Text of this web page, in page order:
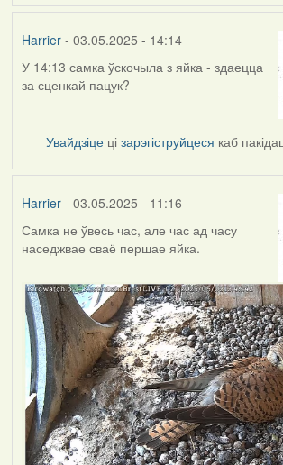
Harrier- 03.05.2025 - 14:14
У 14:13 самка ўскочыла з яйка - здаецца
за сценкай пацук?
Увайдзіце цізарэгіструйцеся каб
Harrier- 03.05.2025 - 11:16
Самка не ўвесь час, але час ад часу
наседжвае сваё першае яйка.